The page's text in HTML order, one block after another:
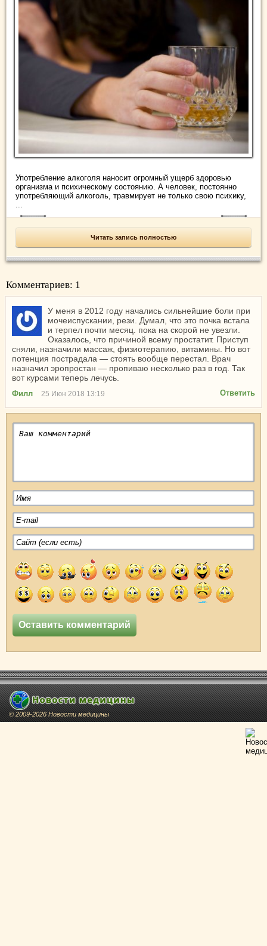
Употребление алкоголя наносит огромный ущерб здоровью
организма и психическому состоянию. А человек, постоянно
употребляющий алкоголь, травмирует не только свою психику,
Читать запись полностью
Комментариев: 1
У меня в 2012 году начались сильнейшие боли при
мочеиспускании, рези. Думал, что это почка встала
и терпел почти месяц. пока на скорой не увезли.
Оказалось, что причиной всему простатит. Приступ
сняли, назначили массаж, физиотерапию, витамины. Но вот
потенция пострадала — стоять вообще перестал. Врач
назначил эропростан — пропиваю несколько раз в год. Так
вот курсами теперь лечусь.
Филл Ответить
25 Июн 2018 13:19
© 2009-2026 Новости медицины